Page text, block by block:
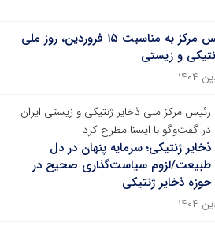
پیام ریس مرکز به مناسبت ۱۵ فروردین، روز ملی
و زیستی
رئیس مرکز ملی ذخایر ژنتیکی و زیستی ایران
در گفت‌وگو با ایسنا مطرح کرد
ذخایر ژنتیکی؛ سرمایه پنهان در دل
طبیعت/لزوم سیاست‌گذاری صحیح در
حوزه ذخایر ژنتیکی